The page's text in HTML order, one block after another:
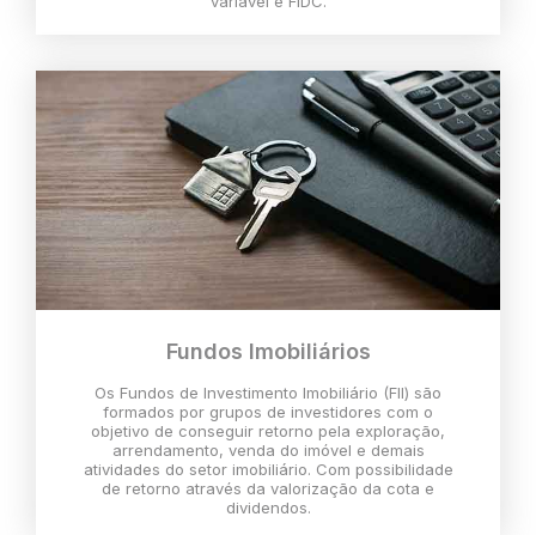
Fundos Imobiliários
Os Fundos de Investimento Imobiliário (FII) são
formados por grupos de investidores com o
objetivo de conseguir retorno pela exploração,
arrendamento, venda do imóvel e demais
atividades do setor imobiliário. Com possibilidade
de retorno através da valorização da cota e
dividendos.